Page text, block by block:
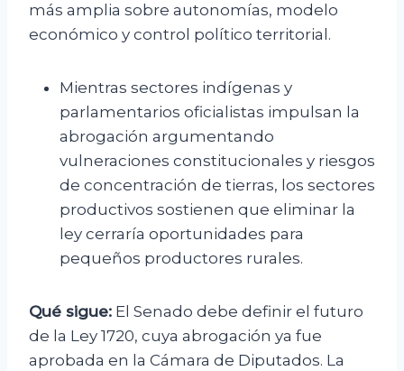
más amplia sobre autonomías, modelo
económico y control político territorial.
Mientras sectores indígenas y
parlamentarios oficialistas impulsan la
abrogación argumentando
vulneraciones constitucionales y riesgos
de concentración de tierras, los sectores
productivos sostienen que eliminar la
ley cerraría oportunidades para
pequeños productores rurales.
Qué sigue: El Senado debe definir el futuro
de la Ley 1720, cuya abrogación ya fue
aprobada en la Cámara de Diputados. La